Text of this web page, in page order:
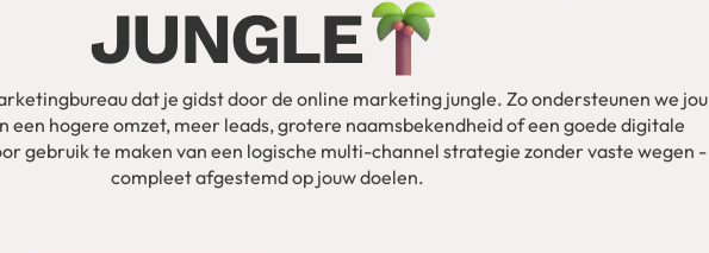
JUNGLE
dat je gidst door de online marketing jungle. Zo ondersteunen we jou
een hogere omzet, meer leads, grotere naamsbekendheid of een goede digitale
gebruik te maken van een logische multi-channel strategie zonder vaste wegen -
compleet afgestemd op jouw doelen.